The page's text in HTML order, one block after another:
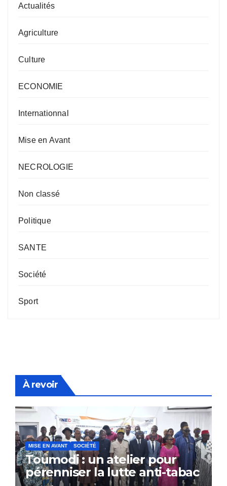
Actualités
Agriculture
Culture
ECONOMIE
Internationnal
Mise en Avant
NECROLOGIE
Non classé
Politique
SANTE
Société
Sport
À revoir
MISE EN AVANT SOCIÉTÉ
Toumodi : un atelier pour
pérenniser la lutte anti-tabac